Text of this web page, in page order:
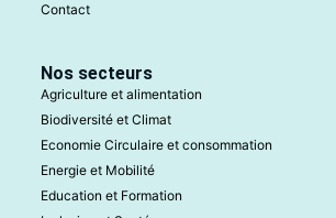
Contact
Nos secteurs
Agriculture et alimentation
Biodiversité et Climat
Economie Circulaire et consommation
Energie et Mobilité
Education et Formation